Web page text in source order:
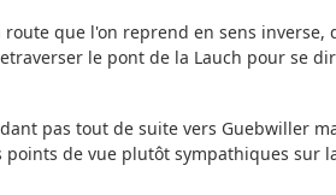
que l'on reprend en sens inverse,
le pont de la Lauch pour se
pas tout de suite vers Guebwiller
de vue plutôt sympathiques sur